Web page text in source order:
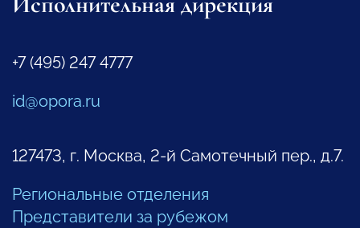
+7 (495) 247 4777
id@opora.ru
127473, г. Москва, 2-й Самотечный пер., д.7.
Региональные отделения
Представители за рубежом